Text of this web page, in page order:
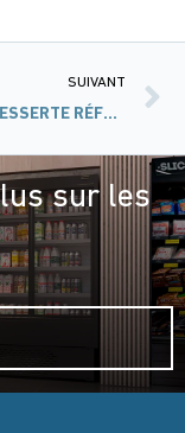
SUIVANT
MIZAR – DESSERTE RÉFRIGÉRÉE – LIGNE 700
sur les